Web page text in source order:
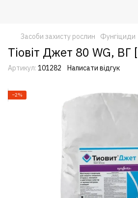
Засоби захисту рослин Фунгіциди
Тіовіт Джет 80 WG, ВГ
Артикул: 101282 Написати відгук
−2%